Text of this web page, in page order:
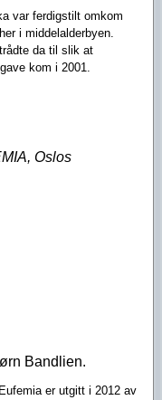
var ferdigstilt omkom
i middelalderbyen.
da til slik at
kom i 2001.
Oslos
Bandlien.
er utgitt i 2012 av